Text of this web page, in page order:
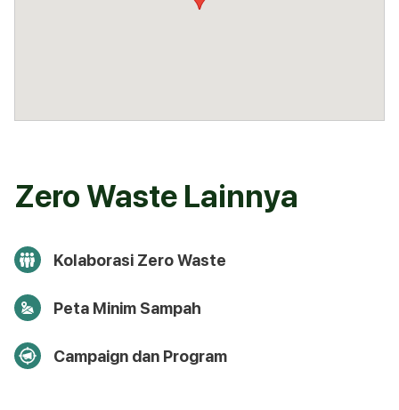
Zero Waste Lainnya
Kolaborasi Zero Waste
Peta Minim Sampah
Campaign dan Program